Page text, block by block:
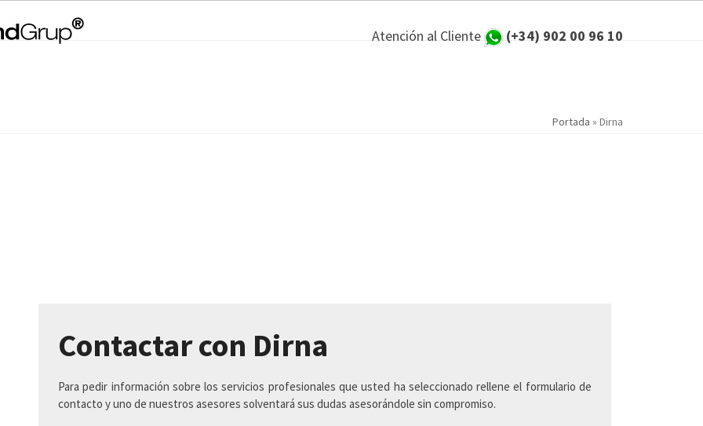
Atención al Cliente (+34) 902 00 96 10
Portada » Dirna
Contactar con Dirna
Para pedir información sobre los servicios profesionales que usted ha seleccionado rellene el formulario de
contacto y uno de nuestros asesores solventará sus dudas asesorándole sin compromiso.